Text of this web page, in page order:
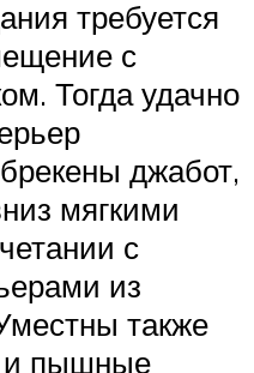
требуется
с
Тогда удачно
джабот,
мягкими
с
из
также
и пышные